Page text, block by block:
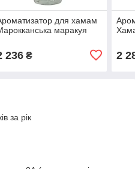
для хамам
маракуя
236₴ 2
за рік